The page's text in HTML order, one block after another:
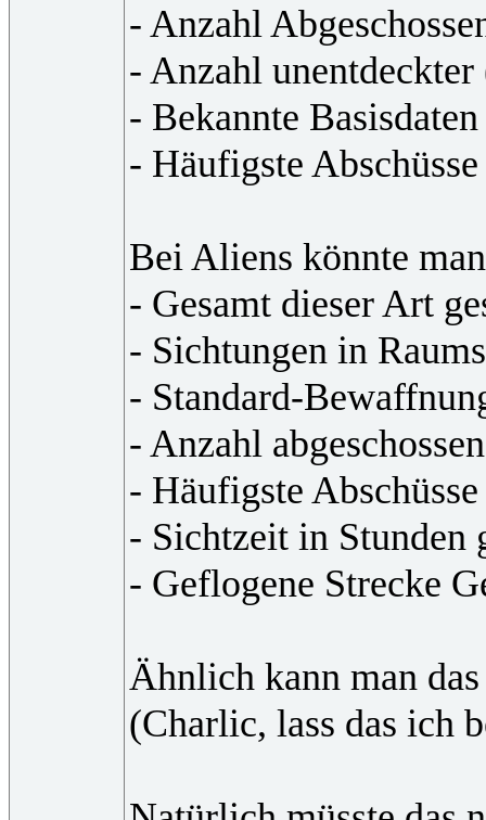
- Anzahl
- Anzahl
- Bekannte
- Häufigste
Bei Aliens könnte
- Gesamt dieser Art
- Sichtungen in
- Standard-
- Anzahl
- Häufigste
- Sichtzeit in Stunden
- Geflogene Strecke
Ähnlich kann man
(Charlic, lass das ich